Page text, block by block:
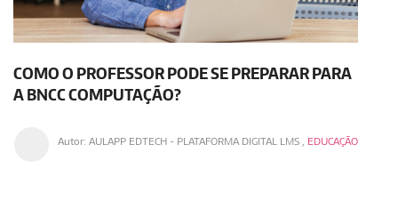
COMO O PROFESSOR PODE SE PREPARAR PARA
A BNCC COMPUTAÇÃO?
Autor: AULAPP EDTECH - PLATAFORMA DIGITAL LMS, EDUCAÇÃO